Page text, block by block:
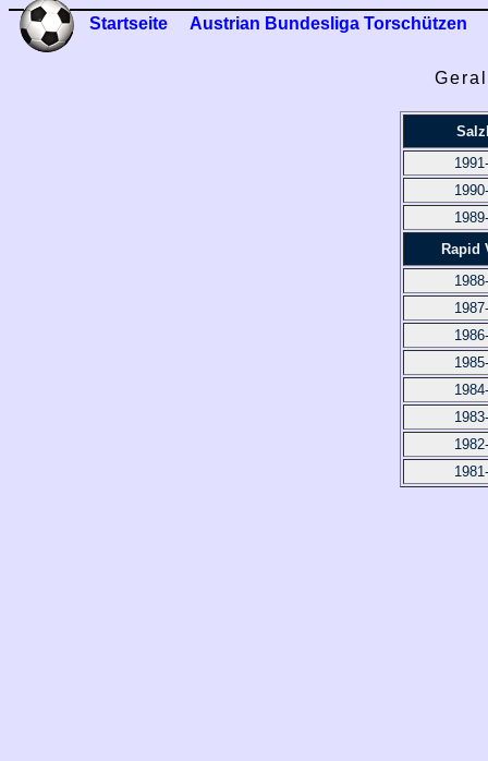
Startseite Austrian Bundesliga Torschützen
Rapid